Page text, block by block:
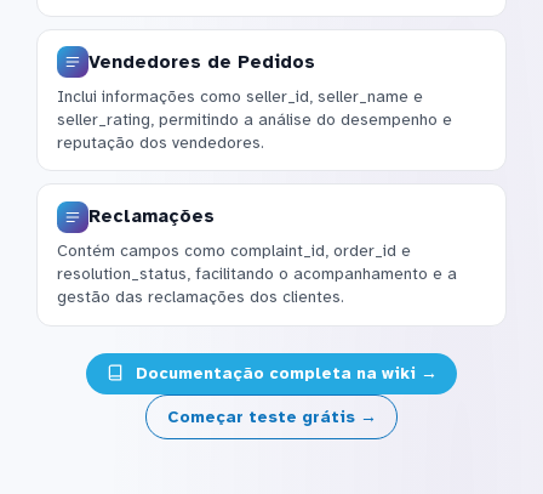
Vendedores de Pedidos
Inclui informações como seller_id, seller_name e
seller_rating, permitindo a análise do desempenho e
reputação dos vendedores.
Reclamações
Contém campos como complaint_id, order_id e
resolution_status, facilitando o acompanhamento e a
gestão das reclamações dos clientes.
Documentação completa na wiki →
Começar teste grátis →